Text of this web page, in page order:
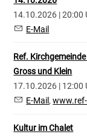
14.10.2026 | 20:00
E-Mail
Ref.
Gross und Klein
17.10.2026 | 12:00
E-Mail ,
Kultur im Chalet